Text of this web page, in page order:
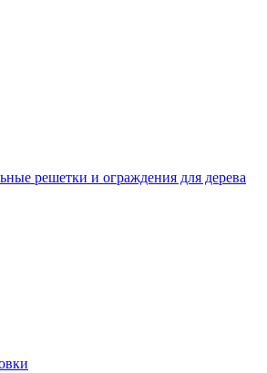
решетки и ограждения для дерева